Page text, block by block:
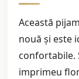
Această
nouă și este
confortabile.
imprimeu